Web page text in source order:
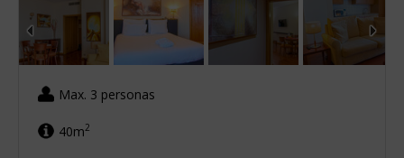
Max. 3 personas
40m2